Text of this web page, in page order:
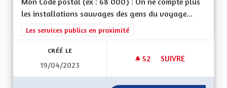
les installations sauvages des gens du voyage...
Filtrer les résultats de la catégorie : Les services publics en
Les services publics en proximité
CRÉÉ LE
19/04/2023
52 52 ABONNÉS
SUIVRE